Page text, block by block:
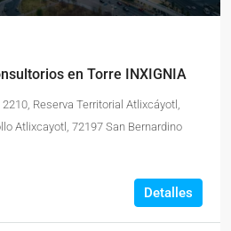
en Torre INXIGNIA
Reserva Territorial Atlixcáyotl,
Atlixcayotl, 72197 San Bernardino
Detalles